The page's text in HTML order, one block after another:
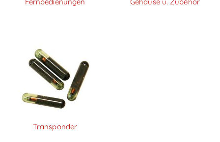
Transponder